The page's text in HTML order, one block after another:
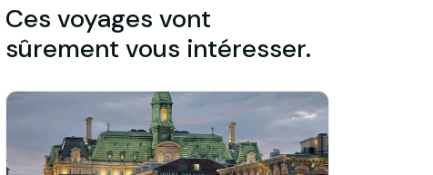
Ces voyages vont
sûrement vous intéresser.